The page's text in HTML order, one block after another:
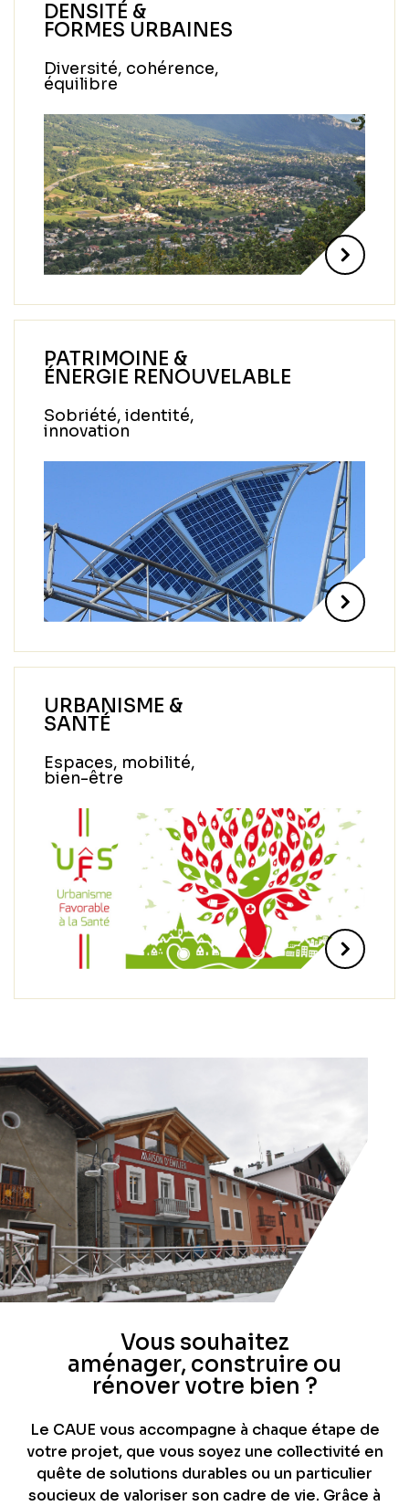
DENSITÉ &
FORMES URBAINES
Diversité, cohérence,
équilibre
PATRIMOINE &
ÉNERGIE RENOUVELABLE
Sobriété, identité,
innovation
URBANISME &
SANTÉ
Espaces, mobilité,
bien-être
Vous souhaitez
aménager, construire ou
rénover votre bien ?
Le CAUE vous accompagne à chaque étape de
votre projet, que vous soyez une collectivité en
quête de solutions durables ou un particulier
soucieux de valoriser son cadre de vie. Grâce à